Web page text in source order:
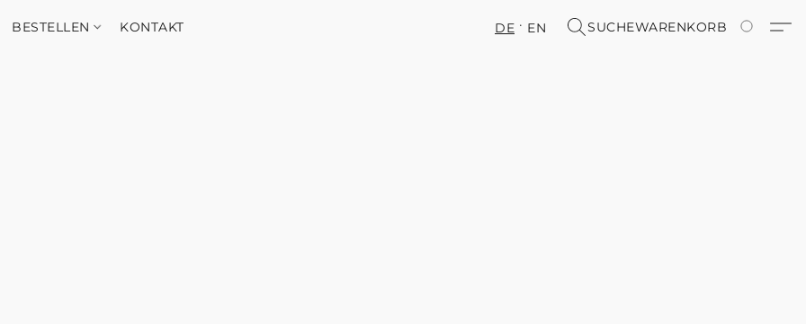
BESTELLEN KONTAKT DE EN SUCHEWARENKORB